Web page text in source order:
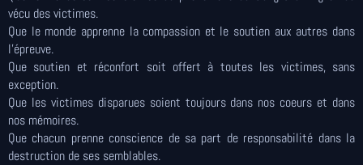
vécu des victimes.
Que le monde apprenne la compassion et le soutien aux autres dans
l’épreuve.
Que soutien et réconfort soit offert à toutes les victimes, sans
exception.
Que les victimes disparues soient toujours dans nos coeurs et dans
nos mémoires.
Que chacun prenne conscience de sa part de responsabilité dans la
destruction de ses semblables.